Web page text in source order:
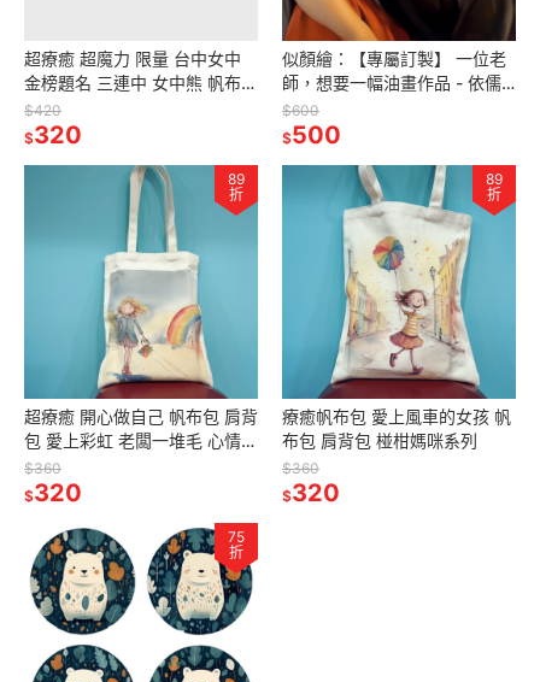
超療癒 超魔力 限量 台中女中
金榜題名 三連中 女中熊 帆布包
肩背包
$420
$320
似顏繪：【專屬訂製】 一位老
師，想要一幅油畫作品 - 依儒
老師
$600
$500
89
折
超療癒 開心做自己 帆布包 肩背
包 愛上彩虹 老闆一堆毛 心情不
太美
$360
$320
89
折
療癒帆布包 愛上風車的女孩 帆
布包 肩背包 椪柑媽咪系列
$360
$320
75
折